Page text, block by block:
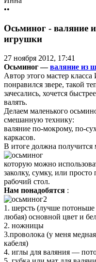
••
Осьминог - валяние
игрушки
27 ноября 2012, 17:41
Осьминог —валяние из
Автор этого мастер
понравился звере, такой
зачесались, хочется
валять.
Делаем маленького
смешанную технику:
валяние по-мокрому, по-
каркасов.
В итоге должна
которую можно
заколку, сумку, или просто
рабочий стол.
Нам понадобятся :
1. шерсть (лучше
любая) основной цвет и
2. ножницы
3.проволока (у меня
кабеля)
4. иглы для валяния —